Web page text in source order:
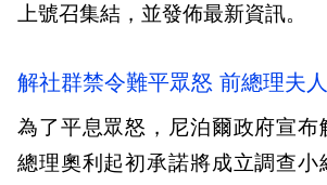
上號召集結，並發佈最新資訊。
解社群禁令難平眾怒 前總理夫
為了平息眾怒，尼泊爾政府宣布
總理奧利起初承諾將成立調查小